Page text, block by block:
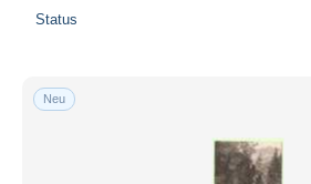
Status
Neu